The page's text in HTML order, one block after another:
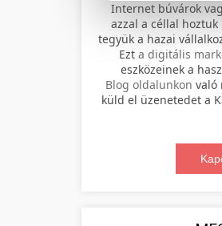
roller
Professional
maintenance
technicians
all major
scooter
📊 2.
services
management,
🛴 3.
Internet búvárok
azzal a céllal
tegyük a hazai
Ezt a digitális
eszközeinek a
Blog oldalunkon való
küld el üzenetedet a